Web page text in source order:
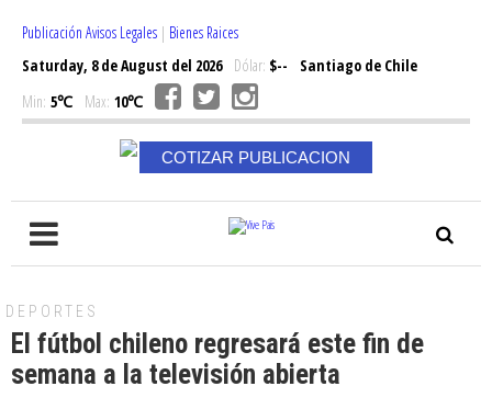
Publicación Avisos Legales | Bienes Raices
Saturday, 8 de August del 2026Dólar: $--
Santiago de Chile
Min: 5℃ Max: 10℃
COTIZAR PUBLICACION
DEPORTES
El fútbol chileno regresará este fin de
semana a la televisión abierta